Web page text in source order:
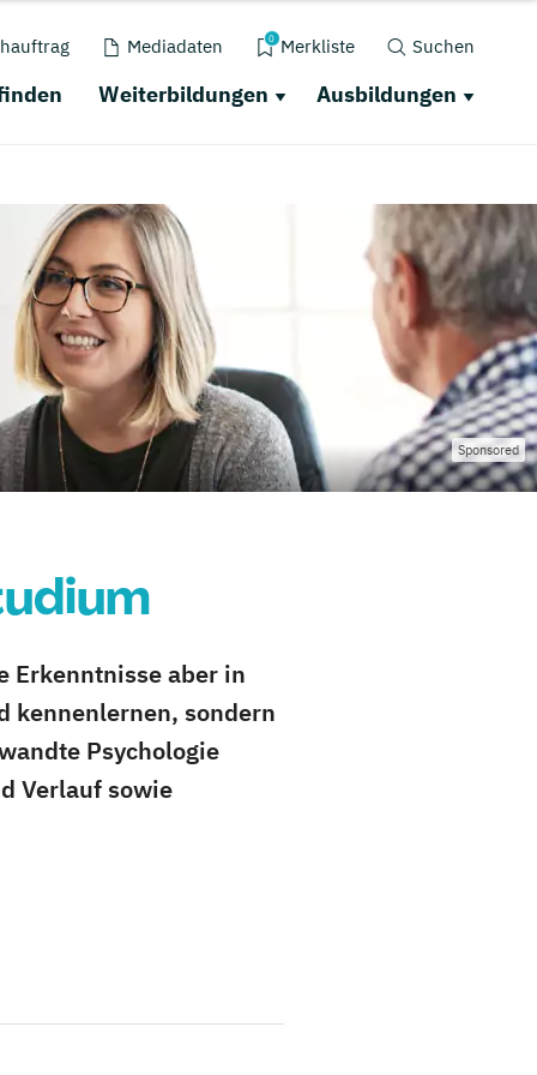
Mediadaten 0 Merkliste Suchen
Weiterbildungen Ausbildungen
Sponsored
Erkenntnisse aber in
kennenlernen, sondern
Psychologie
Verlauf sowie